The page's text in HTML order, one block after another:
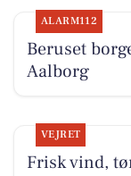
ALARM112
Beruset
Aalborg
VEJRET
Frisk vind,